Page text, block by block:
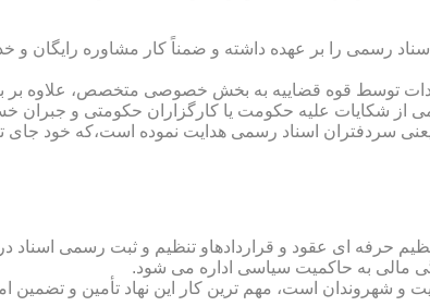
رسمی را بر عهده داشته و ضمناً کار مشاوره رایگان و
توسط قوه قضاییه به بخش خصوصی متخصص، علاوه بر
از شکایات علیه حکومت یا کارگزاران حکومتی و جبران
سردفتران اسناد رسمی هدایت نموده است،که خود جای
حرفه ای عقود و قراردادهاو تنظیم و ثبت رسمی اسناد
مالی به حاکمیت سیاسی اداره می شود.
شهروندان است، مهم ترین کار این نهاد تأمین و تضمین